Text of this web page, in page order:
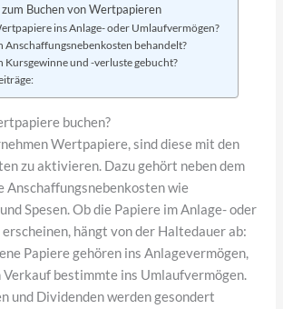
Buchen von Wertpapieren
ins Anlage- oder Umlaufvermögen?
Anschaffungsnebenkosten behandelt?
Kursgewinne und -verluste gebucht?
buchen?
Wertpapiere, sind diese mit den
zu aktivieren. Dazu gehört neben dem
Anschaffungsnebenkosten wie
Spesen. Ob die Papiere im Anlage- oder
hängt von der Haltedauer ab:
Papiere gehören ins Anlagevermögen,
bestimmte ins Umlaufvermögen.
und Dividenden werden gesondert